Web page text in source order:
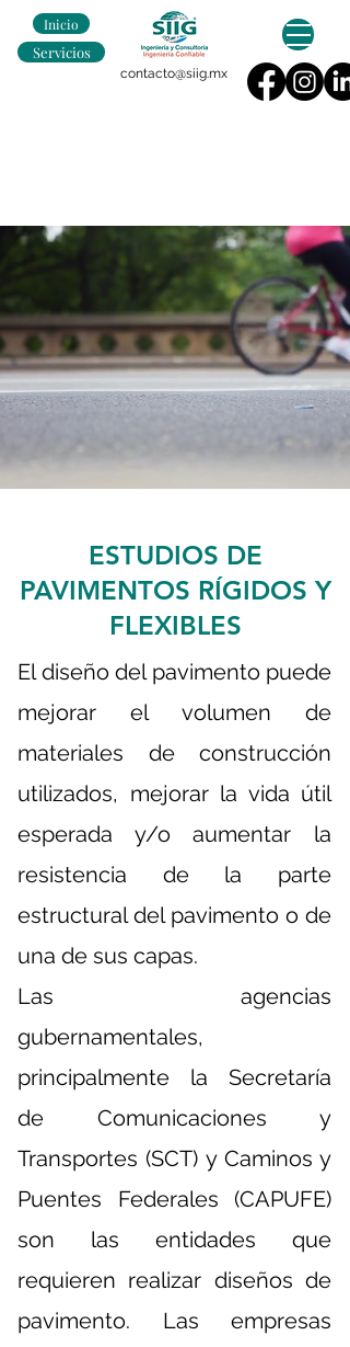
Inicio
Servicios
contacto@siig.mx
ESTUDIOS DE
PAVIMENTOS RÍGIDOS Y
FLEXIBLES
El diseño del pavimento puede
mejorar el volumen de
materiales de construcción
utilizados, mejorar la vida útil
esperada y/o aumentar la
resistencia de la parte
estructural del pavimento o de
una de sus capas.
Las agencias
gubernamentales,
principalmente la Secretaría
de Comunicaciones y
Transportes (SCT) y Caminos y
Puentes Federales (CAPUFE)
son las entidades que
requieren realizar diseños de
pavimento. Las empresas